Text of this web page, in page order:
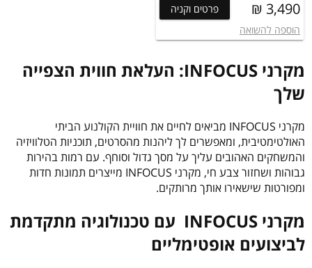
3,490 ₪
פרטים וקניה
הוספה להשואה
מקרני INFOCUS: העלאת חווית הצפייה
שלך
מקרני INFOCUS מביאים לחיים את חוויית הקולנוע הביתי
האולטימטיבית, ומאפשרים לך ליהנות מהסרטים, תוכניות הטלוויזיה
והמשחקים האהובים עליך על מסך גדול וסוחף. עם רמות בהירות
גבוהות ושחזור צבע חי, מקרני INFOCUS מייצרים תמונות חדות
ומפורטות שישאירו אותך מרותקים.
מקרני INFOCUS עם טכנולוגיה מתקדמת
לביצועים אופטימליים